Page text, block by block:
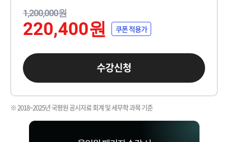
1,200,000원
220,400원 쿠폰 적용가
수강신청
※ 2018~2025년 국평원 공시자료 회계 및 세무학 과목 기준